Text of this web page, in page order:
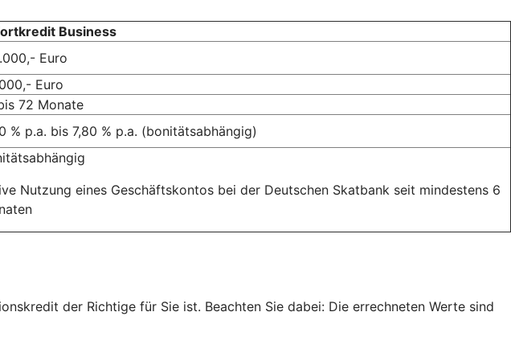
Business
Euro
Euro
72 Monate
% p.a. bis 7,80 % p.a. (bonitätsabhängig)
Nutzung eines Geschäftskontos bei der Deutschen Skatbank seit mindestens 6
der Richtige für Sie ist. Beachten Sie dabei: Die errechneten Werte sind